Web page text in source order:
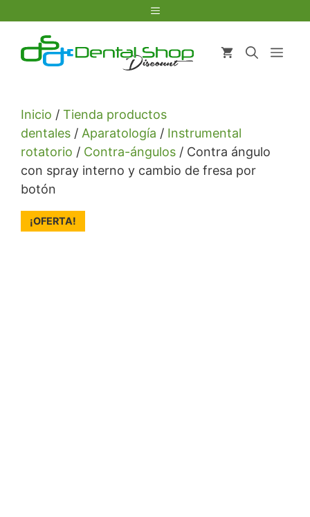
contenido
Menú
Inicio / Tienda productos
dentales / Aparatología / Instrumental
rotatorio / Contra-ángulos / Contra ángulo
con spray interno y cambio de fresa por
botón
¡OFERTA!